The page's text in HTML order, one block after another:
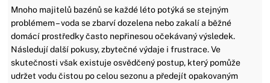
Mnoho majitelů bazénů se každé léto potýká se stejným
problémem – voda se zbarví dozelena nebo zakalí a běžné
domácí prostředky často nepřinesou očekávaný výsledek.
Následují další pokusy, zbytečné výdaje i frustrace. Ve
skutečnosti však existuje osvědčený postup, který pomůže
udržet vodu čistou po celou sezonu a předejít opakovaným